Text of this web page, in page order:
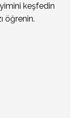
keşfedin
öğrenin.